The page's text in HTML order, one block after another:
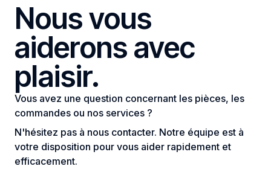
Nous vous
aiderons avec
plaisir.
Vous avez une question concernant les pièces, les
commandes ou nos services ?
N'hésitez pas à nous contacter. Notre équipe est à
votre disposition pour vous aider rapidement et
efficacement.